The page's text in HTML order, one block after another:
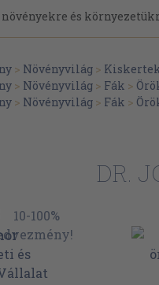
növényekre és
örökzöldeket?
alkalmazása a kertben
lehetősége a
megrendelése, ültetése
> Növényvilág >
> Növényvilág > Fák >
> Növényvilág > Fák >
DR.